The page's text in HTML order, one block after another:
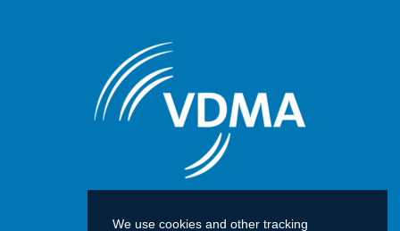
We use cookies and other tracking